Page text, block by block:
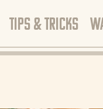
TIPS & TRICKS